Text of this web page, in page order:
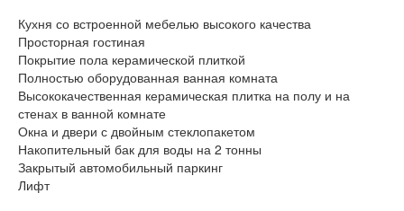
Кухня со встроенной мебелью высокого качества
Просторная гостиная
Покрытие пола керамической плиткой
Полностью оборудованная ванная комната
Высококачественная керамическая плитка на полу и на
стенах в ванной комнате
Окна и двери с двойным стеклопакетом
Накопительный бак для воды на 2 тонны
Закрытый автомобильный паркинг
Лифт